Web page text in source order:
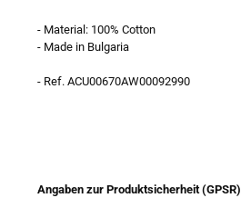
- Material: 100% Cotton
- Made in Bulgaria
- Ref. ACU00670AW00092990
Angaben zur Produktsicherheit (GPSR)